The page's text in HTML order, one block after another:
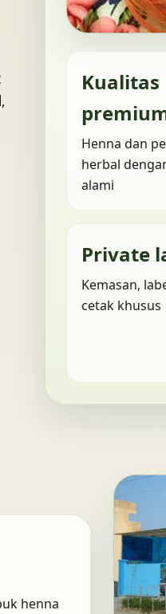
Kualitas
Henna dan
herbal
alami
Private
Kemasan,
cetak khusus
henna